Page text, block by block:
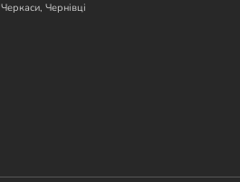
Чернівці